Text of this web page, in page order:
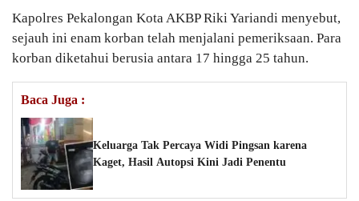
Kapolres Pekalongan Kota AKBP Riki Yariandi menyebut,
sejauh ini enam korban telah menjalani pemeriksaan. Para
korban diketahui berusia antara 17 hingga 25 tahun.
Baca Juga :
Keluarga Tak Percaya Widi Pingsan karena
Kaget, Hasil Autopsi Kini Jadi Penentu